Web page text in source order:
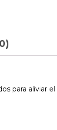
para aliviar